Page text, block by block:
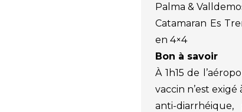
Palma &
Catamaran Es
en 4×4
Bon à savoir
À 1h15 de
vaccin n’est
anti-